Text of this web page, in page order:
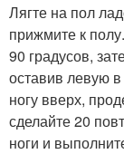
Лягте на пол
прижмите к
90 градусов,
оставив левую
ногу вверх,
сделайте 20
ноги и